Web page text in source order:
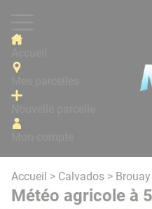
Accueil > Calvados > Brouay
Météo agricole à